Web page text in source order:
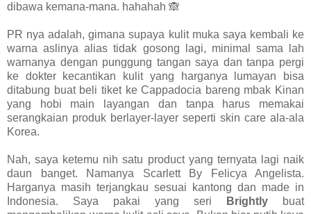
dibawa kemana-mana. hahahah 🙈
PR nya adalah, gimana supaya kulit muka saya kembali ke
warna aslinya alias tidak gosong lagi, minimal sama lah
warnanya dengan punggung tangan saya dan tanpa pergi
ke dokter kecantikan kulit yang harganya lumayan bisa
ditabung buat beli tiket ke Cappadocia bareng mbak Kinan
yang hobi main layangan dan tanpa harus memakai
serangkaian produk berlayer-layer seperti skin care ala-ala
Korea.
Nah, saya ketemu nih satu product yang ternyata lagi naik
daun banget. Namanya Scarlett By Felicya Angelista.
Harganya masih terjangkau sesuai kantong dan made in
Indonesia. Saya pakai yang seri
Brightly buat